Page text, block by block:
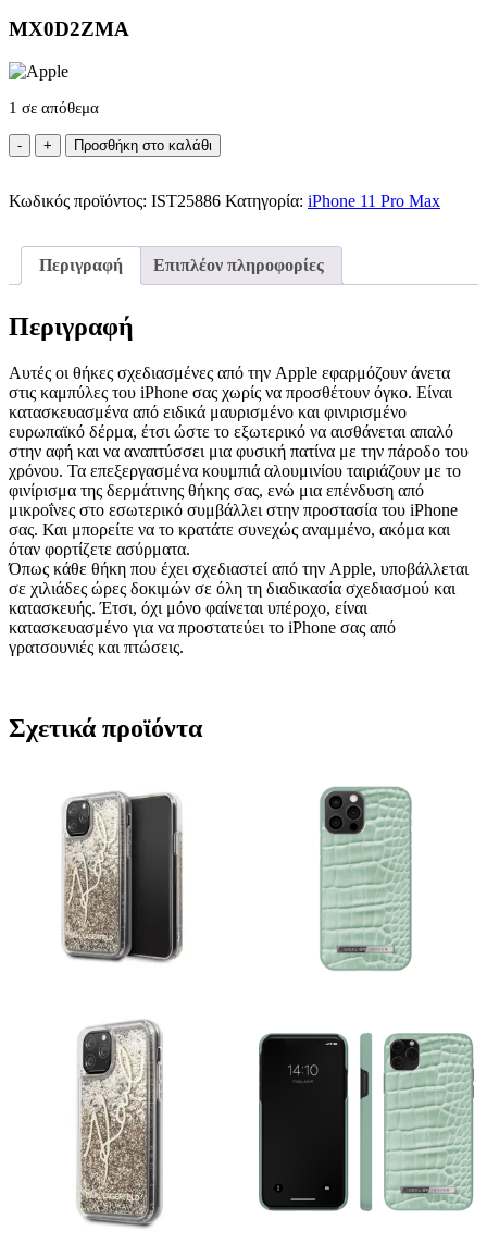
MX0D2ZMA
1 σε απόθεμα
Θήκη
Apple®
Case
Pro
Max
ποσότητα
Προσθήκη στο καλάθι
Κωδικός προϊόντος: IST25886 Κατηγορία: iPhone 11 Pro Max
Περιγραφή Επιπλέον πληροφορίες
Περιγραφή
Αυτές οι θήκες σχεδιασμένες από την Apple εφαρμόζουν άνετα
στις καμπύλες του iPhone σας χωρίς να προσθέτουν όγκο. Είναι
κατασκευασμένα από ειδικά μαυρισμένο και φινιρισμένο
ευρωπαϊκό δέρμα, έτσι ώστε το εξωτερικό να αισθάνεται απαλό
στην αφή και να αναπτύσσει μια φυσική πατίνα με την πάροδο του
χρόνου. Τα επεξεργασμένα κουμπιά αλουμινίου ταιριάζουν με το
φινίρισμα της δερμάτινης θήκης σας, ενώ μια επένδυση από
μικροΐνες στο εσωτερικό συμβάλλει στην προστασία του iPhone
σας. Και μπορείτε να το κρατάτε συνεχώς αναμμένο, ακόμα και
όταν φορτίζετε ασύρματα.
Όπως κάθε θήκη που έχει σχεδιαστεί από την Apple, υποβάλλεται
σε χιλιάδες ώρες δοκιμών σε όλη τη διαδικασία σχεδιασμού και
κατασκευής. Έτσι, όχι μόνο φαίνεται υπέροχο, είναι
κατασκευασμένο για να προστατεύει το iPhone σας από
γρατσουνιές και πτώσεις.
Σχετικά προϊόντα